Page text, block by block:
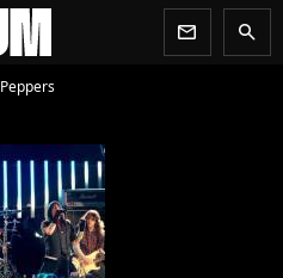
newsletter search